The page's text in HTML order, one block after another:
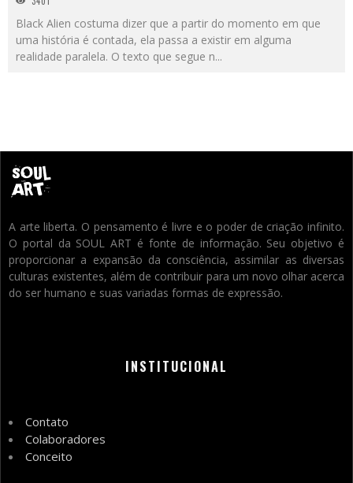
Black Alien costuma dizer que a partir do momento em que
uma história é contada, ela passa a existir em alguma
realidade paralela. O texto que segue n...
A arte liberta. O pensamento é livre e o poder de criação infinito.
O portal da SOUL ART é fonte de informação. Seu objetivo é
proporcionar a expansão da consciência, assimilar as diversas
culturas existentes, além de contribuir para um novo olhar acerca
do ser humano e suas variadas formas de expressão.
INSTITUCIONAL
Contato
Colaboradores
Conceito